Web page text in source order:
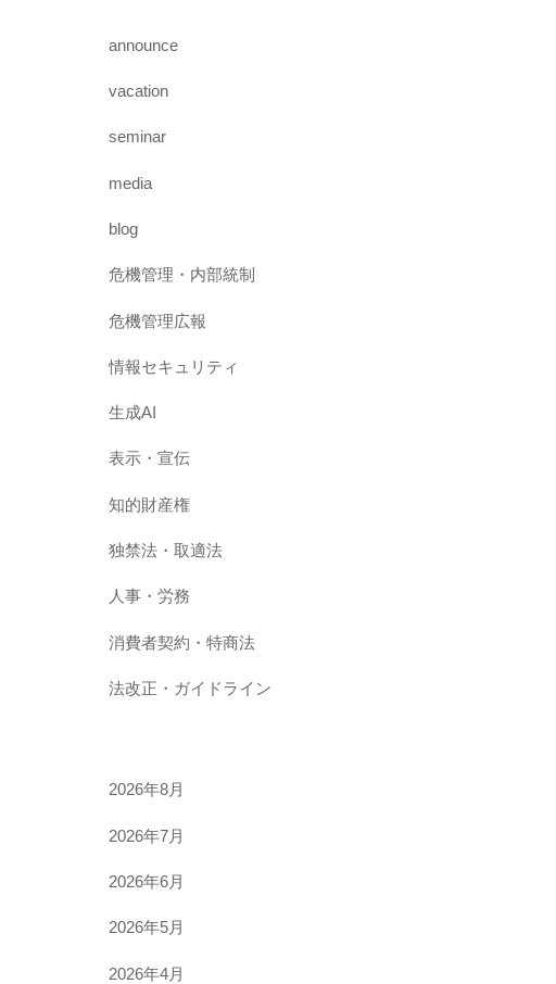
announce
vacation
seminar
media
blog
危機管理・内部統制
危機管理広報
情報セキュリティ
生成AI
表示・宣伝
知的財産権
独禁法・取適法
人事・労務
消費者契約・特商法
法改正・ガイドライン
2026年8月
2026年7月
2026年6月
2026年5月
2026年4月